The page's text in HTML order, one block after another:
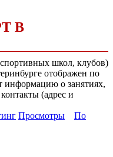
В
школ, клубов)
отображен по
информацию о занятиях,
(адрес и
Просмотры
По